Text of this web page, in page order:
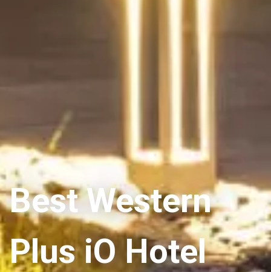
Best Western
Plus iO Hotel